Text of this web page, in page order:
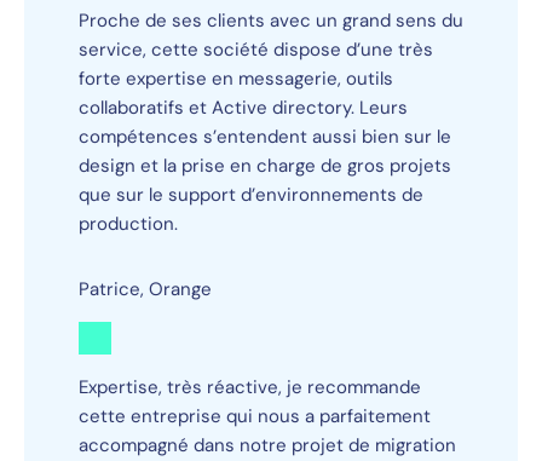
Proche de ses clients avec un grand sens du
service, cette société dispose d’une très
forte expertise en messagerie, outils
collaboratifs et Active directory. Leurs
compétences s’entendent aussi bien sur le
design et la prise en charge de gros projets
que sur le support d’environnements de
production.
Patrice, Orange
Expertise, très réactive, je recommande
cette entreprise qui nous a parfaitement
accompagné dans notre projet de migration